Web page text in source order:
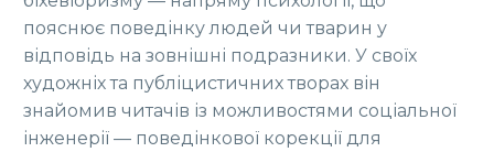
пояснює поведінку людей чи тварин у
відповідь на зовнішні подразники. У своїх
художніх та публіцистичних творах він
знайомив читачів із можливостями соціальної
інженерії — поведінкової корекції для